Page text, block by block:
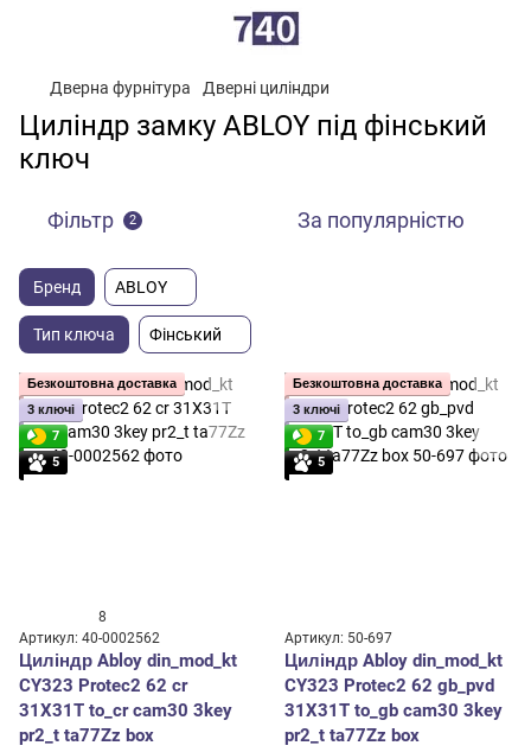
Дверна фурнітура Дверні циліндри
Циліндр замку ABLOY під фінський
ключ
Фільтр 2 За популярністю
Бренд ABLOY
Тип ключа Фінський
Безкоштовна доставка
3 ключі
7
5
8
Артикул: 40-0002562
Циліндр Abloy din_mod_kt
CY323 Protec2 62 cr
31X31T to_cr cam30 3key
pr2_t ta77Zz box
Безкоштовна доставка
3 ключі
7
5
Артикул: 50-697
Циліндр Abloy din_mod_kt
CY323 Protec2 62 gb_pvd
31X31T to_gb cam30 3key
pr2_t ta77Zz box